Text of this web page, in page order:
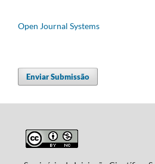
Open Journal Systems
Enviar Submissão